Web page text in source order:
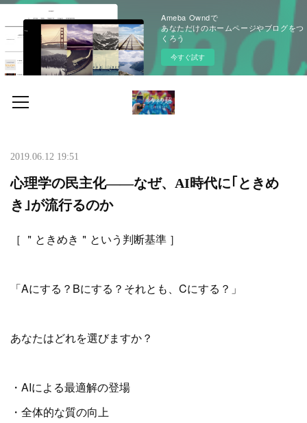
Ameba Owndで
あなただけのホームページやブログをつ
くろう
今すぐ試す
2019.06.12 19:51
心理学の⺠主化——なぜ、AI時代に｢ときめ
き｣が流行るのか
［ ＂ときめき＂という判断基準 ］
「Aにする？Bにする？それとも、Cにする？」
あなたはどれを選びますか？
・AIによる最適解の登場
・全体的な質の向上